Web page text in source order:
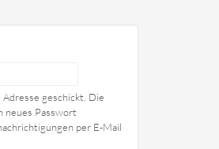
geschickt. Die
neues Passwort
per E-Mail